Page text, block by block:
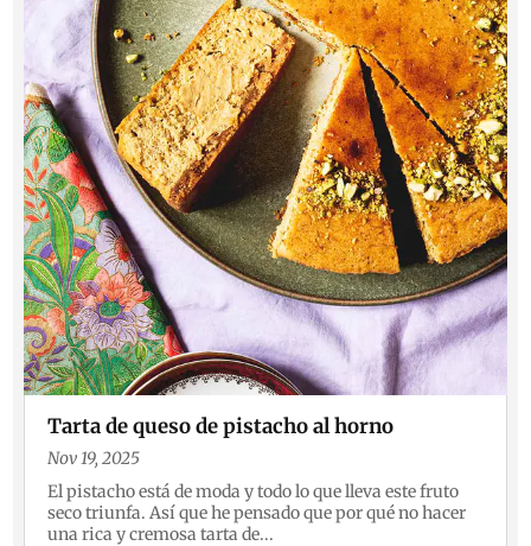
Tarta de queso de pistacho al horno
Nov 19, 2025
El pistacho está de moda y todo lo que lleva este fruto
seco triunfa. Así que he pensado que por qué no hacer
una rica y cremosa tarta de...